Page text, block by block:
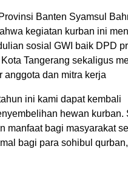
Banten Syamsul
kegiatan kurban ini
sosial GWI baik DPD
Tangerang sekaligus
anggota dan mitra kerja
ini kami dapat kembali
hewan kurban.
manfaat bagi masyarakat
bagi para sohibul